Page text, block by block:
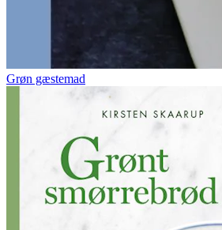
Grøn gæstemad